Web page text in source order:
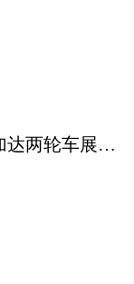
印尼雅加达两轮车展览会 INABIKE